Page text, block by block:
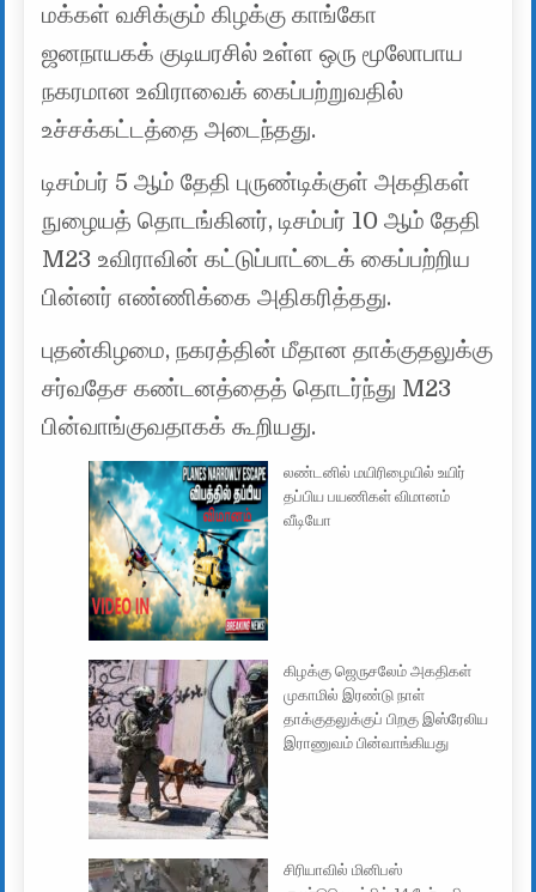
மக்கள் வசிக்கும் கிழக்கு காங்கோ
ஜனநாயகக் குடியரசில் உள்ள ஒரு மூலோபாய
நகரமான உவிராவைக் கைப்பற்றுவதில்
உச்சக்கட்டத்தை அடைந்தது.
டிசம்பர் 5 ஆம் தேதி புருண்டிக்குள் அகதிகள்
நுழையத் தொடங்கினர், டிசம்பர் 10 ஆம் தேதி
M23 உவிராவின் கட்டுப்பாட்டைக் கைப்பற்றிய
பின்னர் எண்ணிக்கை அதிகரித்தது.
புதன்கிழமை, நகரத்தின் மீதான தாக்குதலுக்கு
சர்வதேச கண்டனத்தைத் தொடர்ந்து M23
பின்வாங்குவதாகக் கூறியது.
லண்டனில் மயிரிழையில் உயிர்
தப்பிய பயணிகள் விமானம்
வீடியோ
கிழக்கு ஜெருசலேம் அகதிகள்
முகாமில் இரண்டு நாள்
தாக்குதலுக்குப் பிறகு இஸ்ரேலிய
இராணுவம் பின்வாங்கியது
சிரியாவில் மினிபஸ்